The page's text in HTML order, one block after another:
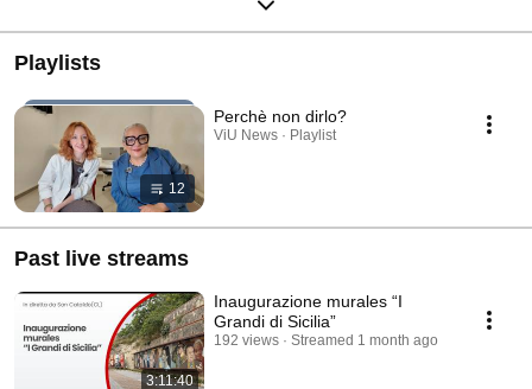
Playlists
12
Perchè non dirlo?
ViU News · Playlist
Past live streams
3:11:40
Inaugurazione murales “I
Grandi di Sicilia”
192 views Streamed 1 month ago